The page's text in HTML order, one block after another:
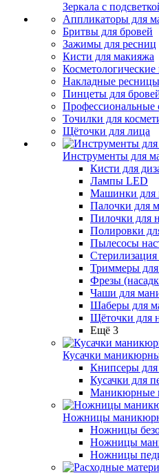
Зеркала с
Аппликаторы для
Бритвы для бровей
Зажимы для ресниц
Кисти для макияжа
Накладные ресницы
Пинцеты для
Профессиональные
Точилки для
Щёточки для лица
Инструменты для
Кисти для
Лампы LED
Машинки для
Палочки для
Пилочки для
Полировки
Пылесосы
Триммеры для
Фрезы
Чаши для
Шаберы для
Щёточки для
Ещё 3
Кусачки
Книпсеры для
Кусачки для
Маникюрные
Ножницы
Ножницы
Ножницы
Ножницы